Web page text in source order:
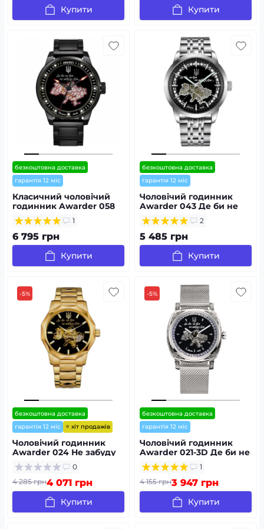
Купити Купити
безкоштовна доставка
гарантія 12 міс
Класичний чоловічий
годинник Awarder 058
Де би не був All Black
Steel,
водонепроникний,
японський механізм
1
6 795 грн
Купити
безкоштовна доставка
гарантія 12 міс
Чоловічий годинник
Awarder 043 Де би не
був Silver-Black Steel
Automatic
2
5 485 грн
Купити
-5%
безкоштовна доставка
гарантія 12 міс
⭐ хіт продажів
Чоловічий годинник
Awarder 024 Не забуду
дім Gold-Black0
4 285 грн4 071 грн
Купити
-5%
безкоштовна доставка
гарантія 12 міс
Чоловічий годинник
Awarder 021-3D Де би не
був Silver-Black Mesh
1
4 155 грн3 947 грн
Купити